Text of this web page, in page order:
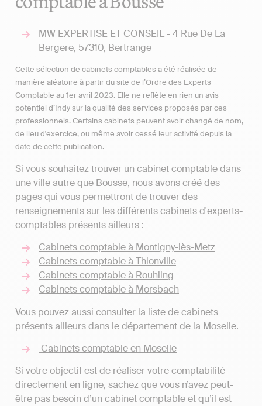
MW EXPERTISE ET CONSEIL - 4 Rue De La
Bergere, 57310, Bertrange
Cette sélection de cabinets comptables a été réalisée de
manière aléatoire à partir du site de l’Ordre des Experts
Comptable au 1er avril 2023. Elle ne reflète en rien un avis
potentiel d’Indy sur la qualité des services proposés par ces
professionnels. Certains cabinets peuvent avoir changé de nom,
de lieu d'exercice, ou même avoir cessé leur activité depuis la
date de cette publication.
Si vous souhaitez trouver un cabinet comptable dans
une ville autre que Bousse, nous avons créé des
pages qui vous permettront de trouver des
renseignements sur les différents cabinets d'experts-
comptables présents ailleurs :
Cabinets comptable à Montigny-lès-Metz
Cabinets comptable à Thionville
Cabinets comptable à Rouhling
Cabinets comptable à Morsbach
Vous pouvez aussi consulter la liste de cabinets
présents ailleurs dans le département de la Moselle.
Cabinets comptable en Moselle
Si votre objectif est de réaliser votre comptabilité
directement en ligne, sachez que vous n’avez peut-
être pas besoin d’un cabinet comptable et qu’il est